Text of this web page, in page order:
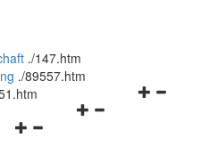
./147.htm
./89557.htm
Navigationsmenü
Navigationsmenü